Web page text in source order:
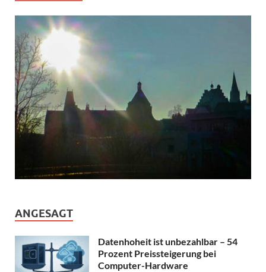
ANGESAGT
Datenhoheit ist unbezahlbar – 54
Prozent Preissteigerung bei
Computer-Hardware